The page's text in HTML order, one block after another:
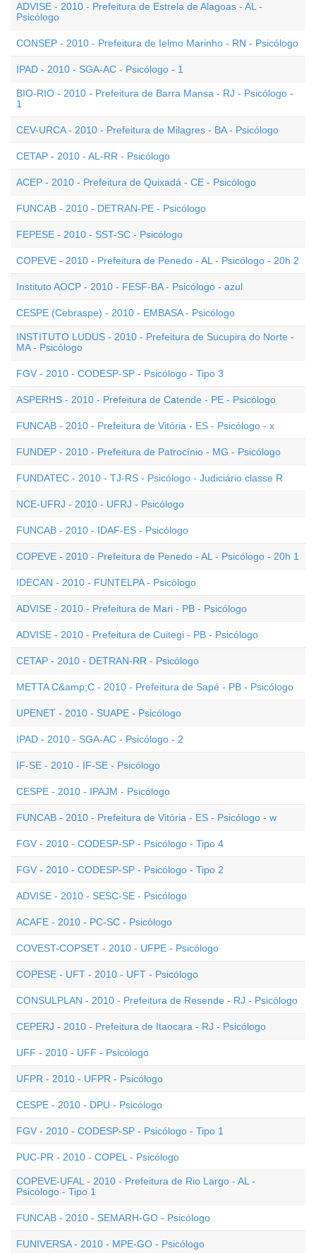
ADVISE - 2010 - Prefeitura de Estrela de Alagoas - AL -
Psicólogo
CONSEP - 2010 - Prefeitura de Ielmo Marinho - RN - Psicólogo
IPAD - 2010 - SGA-AC - Psicólogo - 1
BIO-RIO - 2010 - Prefeitura de Barra Mansa - RJ - Psicólogo -
1
CEV-URCA - 2010 - Prefeitura de Milagres - BA - Psicólogo
CETAP - 2010 - AL-RR - Psicólogo
ACEP - 2010 - Prefeitura de Quixadá - CE - Psicólogo
FUNCAB - 2010 - DETRAN-PE - Psicólogo
FEPESE - 2010 - SST-SC - Psicólogo
COPEVE - 2010 - Prefeitura de Penedo - AL - Psicólogo - 20h 2
Instituto AOCP - 2010 - FESF-BA - Psicólogo - azul
CESPE (Cebraspe) - 2010 - EMBASA - Psicólogo
INSTITUTO LUDUS - 2010 - Prefeitura de Sucupira do Norte -
MA - Psicólogo
FGV - 2010 - CODESP-SP - Psicólogo - Tipo 3
ASPERHS - 2010 - Prefeitura de Catende - PE - Psicólogo
FUNCAB - 2010 - Prefeitura de Vitória - ES - Psicólogo - x
FUNDEP - 2010 - Prefeitura de Patrocínio - MG - Psicólogo
FUNDATEC - 2010 - TJ-RS - Psicólogo - Judiciário classe R
NCE-UFRJ - 2010 - UFRJ - Psicólogo
FUNCAB - 2010 - IDAF-ES - Psicólogo
COPEVE - 2010 - Prefeitura de Penedo - AL - Psicólogo - 20h 1
IDECAN - 2010 - FUNTELPA - Psicólogo
ADVISE - 2010 - Prefeitura de Mari - PB - Psicólogo
ADVISE - 2010 - Prefeitura de Cuitegi - PB - Psicólogo
CETAP - 2010 - DETRAN-RR - Psicólogo
METTA C&amp;C - 2010 - Prefeitura de Sapé - PB - Psicólogo
UPENET - 2010 - SUAPE - Psicólogo
IPAD - 2010 - SGA-AC - Psicólogo - 2
IF-SE - 2010 - IF-SE - Psicólogo
CESPE - 2010 - IPAJM - Psicólogo
FUNCAB - 2010 - Prefeitura de Vitória - ES - Psicólogo - w
FGV - 2010 - CODESP-SP - Psicólogo - Tipo 4
FGV - 2010 - CODESP-SP - Psicólogo - Tipo 2
ADVISE - 2010 - SESC-SE - Psicólogo
ACAFE - 2010 - PC-SC - Psicólogo
COVEST-COPSET - 2010 - UFPE - Psicólogo
COPESE - UFT - 2010 - UFT - Psicólogo
CONSULPLAN - 2010 - Prefeitura de Resende - RJ - Psicólogo
CEPERJ - 2010 - Prefeitura de Itaocara - RJ - Psicólogo
UFF - 2010 - UFF - Psicólogo
UFPR - 2010 - UFPR - Psicólogo
CESPE - 2010 - DPU - Psicólogo
FGV - 2010 - CODESP-SP - Psicólogo - Tipo 1
PUC-PR - 2010 - COPEL - Psicólogo
COPEVE-UFAL - 2010 - Prefeitura de Rio Largo - AL -
Psicólogo - Tipo 1
FUNCAB - 2010 - SEMARH-GO - Psicólogo
FUNIVERSA - 2010 - MPE-GO - Psicólogo